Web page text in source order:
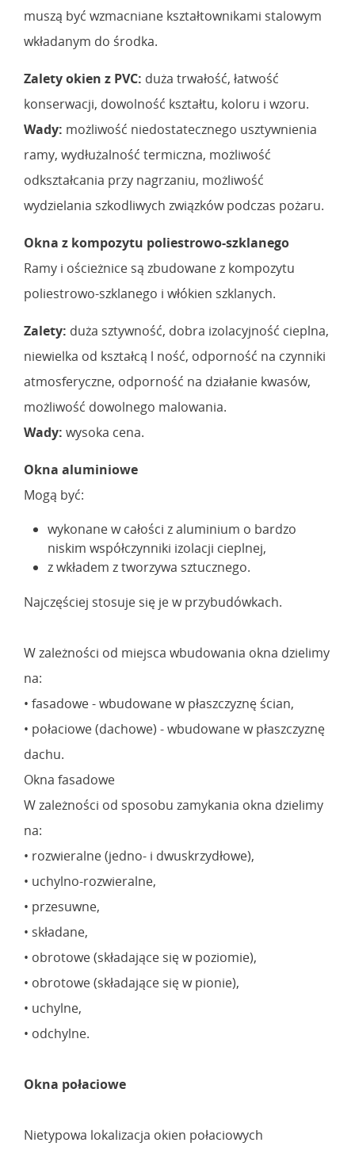
muszą być wzmacniane kształtownikami stalowym
wkładanym do środka.
Zalety okien z PVC: duża trwałość, łatwość
konserwacji, dowolność kształtu, koloru i wzoru.
Wady: możliwość niedostatecznego usztywnienia
ramy, wydłużalność termiczna, możliwość
odkształcania przy nagrzaniu, możliwość
wydzielania szkodliwych związków podczas pożaru.
Okna z kompozytu poliestrowo-szklanego
Ramy i ościeżnice są zbudowane z kompozytu
poliestrowo-szklanego i włókien szklanych.
Zalety: duża sztywność, dobra izolacyjność cieplna,
niewielka od kształcą l ność, odporność na czynniki
atmosferyczne, odporność na działanie kwasów,
możliwość dowolnego malowania.
Wady: wysoka cena.
Okna aluminiowe
Mogą być:
wykonane w całości z aluminium o bardzo
niskim współczynniki izolacji cieplnej,
z wkładem z tworzywa sztucznego.
Najczęściej stosuje się je w przybudówkach.
W zależności od miejsca wbudowania okna dzielimy
na:
• fasadowe - wbudowane w płaszczyznę ścian,
• połaciowe (dachowe) - wbudowane w płaszczyznę
dachu.
Okna fasadowe
W zależności od sposobu zamykania okna dzielimy
na:
• rozwieralne (jedno- i dwuskrzydłowe),
• uchylno-rozwieralne,
• przesuwne,
• składane,
• obrotowe (składające się w poziomie),
• obrotowe (składające się w pionie),
• uchylne,
• odchylne.
Okna połaciowe
Nietypowa lokalizacja okien połaciowych